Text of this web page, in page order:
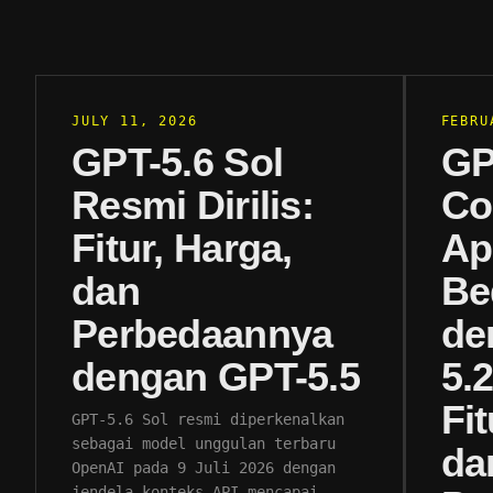
JULY 11, 2026
GPT-5.6 Sol
Resmi Dirilis:
Fitur, Harga,
dan
Perbedaannya
dengan GPT-5.5
GPT-5.6 Sol resmi diperkenalkan
sebagai model unggulan terbaru
OpenAI pada 9 Juli 2026 dengan